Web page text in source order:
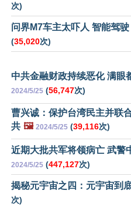
次)
问界M7车主太吓人 智能驾
(35,020次)
中共金融财政持续恶化 满眼
2024/5/25 (56,747次)
曹兴诚：保护台湾民主并联
共 🖼️ 2024/5/25 (39,116次)
近期大批共军将领病亡 武警
2024/5/25 (447,127次)
揭秘元宇宙之四：元宇宙到
次)